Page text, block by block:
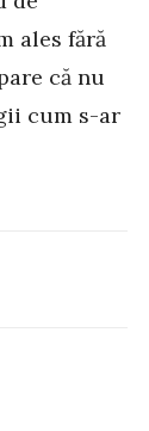
ales fără
că nu
cum s-ar